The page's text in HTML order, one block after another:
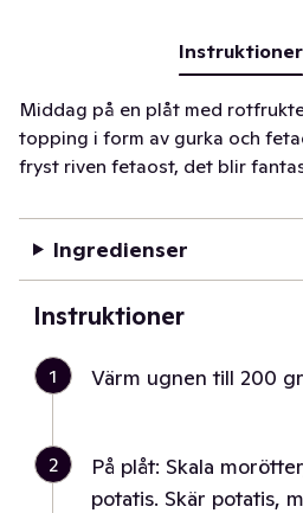
Instruktioner
Middag på en plåt med
topping i form av gurka och
fryst riven fetaost, det blir
Ingredienser
Instruktioner
1 Värm ugnen till 200
2
På plåt: Skala
potatis. Skär potatis,